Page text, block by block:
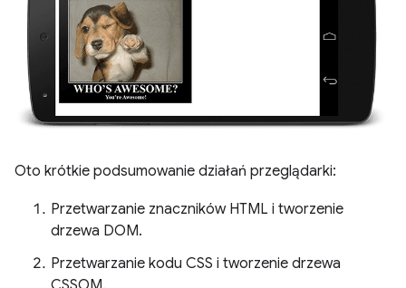
Oto krótkie podsumowanie działań przeglądarki:
Przetwarzanie znaczników HTML i tworzenie
drzewa DOM.
Przetwarzanie kodu CSS i tworzenie drzewa